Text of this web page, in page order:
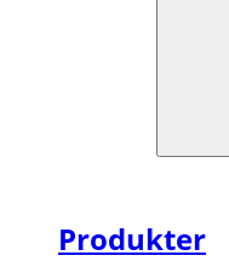
Produkter